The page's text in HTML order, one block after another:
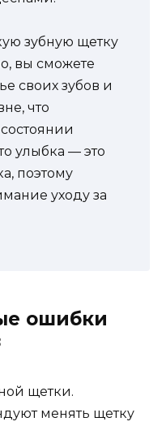
зубную щетку
вы сможете
своих зубов и
что
улыбка — это
поэтому
уходу за
ошибки
щетки.
менять щетку